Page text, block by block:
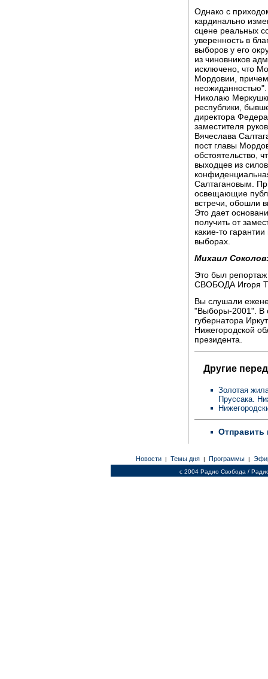
Однако с
кардинально
сцене реальных
уверенность в
выборов у его
из чиновников
исключено, что
Мордовии,
неожиданностью".
Николаю
республики,
директора
заместителя
Вячеслава
пост главы
обстоятельство,
выходцев из
Салтагановым.
освещающие
встречи, обошли
Это дает
получить от
какие-то
выборах.
Михаил
Это был
СВОБОДА Игоря
Вы слушали
"Выборы-2001". В
губернатора
Нижегородской
президента.
Другие
Золотая
Пруссака.
Отправить
Новости | Темы дня | Программы |
c 2004 Радио Свобода /